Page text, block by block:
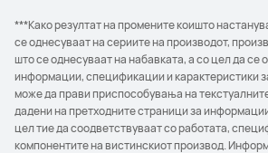
***Како резултат на промените коишто
се однесуваат на сериите на производот,
што се однесуваат на набавката, а со цел да се
информации, спецификации и карактеристики
може да прави приспособувања на
дадени на претходните страници за
цел тие да соодветствуваат со работата,
компонентите на вистинскиот производ.